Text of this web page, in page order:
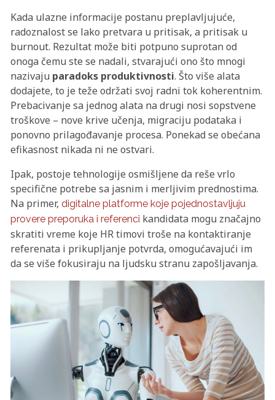
Kada ulazne informacije postanu preplavljujuće,
radoznalost se lako pretvara u pritisak, a pritisak u
burnout. Rezultat može biti potpuno suprotan od
onoga čemu ste se nadali, stvarajući ono što mnogi
nazivaju paradoks produktivnosti. Što više alata
dodajete, to je teže održati svoj radni tok koherentnim.
Prebacivanje sa jednog alata na drugi nosi sopstvene
troškove – nove krive učenja, migraciju podataka i
ponovno prilagođavanje procesa. Ponekad se obećana
efikasnost nikada ni ne ostvari.
Ipak, postoje tehnologije osmišljene da reše vrlo
specifične potrebe sa jasnim i merljivim prednostima.
Na primer, digitalne platforme koje pojednostavljuju
provere preporuka i referenci kandidata mogu značajno
skratiti vreme koje HR timovi troše na kontaktiranje
referenata i prikupljanje potvrda, omogućavajući im
da se više fokusiraju na ljudsku stranu zapošljavanja.